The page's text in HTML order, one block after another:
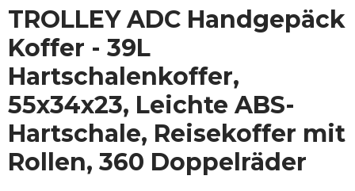
TROLLEY ADC Handgepäck
Koffer - 39L
Hartschalenkoffer,
55x34x23, Leichte ABS-
Hartschale, Reisekoffer mit
Rollen, 360 Doppelräder